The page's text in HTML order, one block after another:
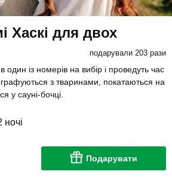
Хаскі для двох
подарували 203 рази
в один із номерів на вибір і проведуть час
з тваринами, покатаються на
у сауні-бочці.
ночі
Подарувати